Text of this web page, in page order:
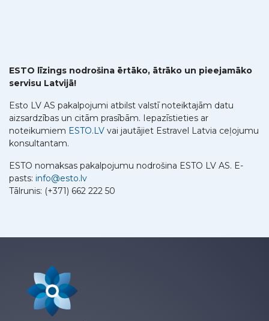
ESTO līzings nodrošina ērtāko, ātrāko un pieejamāko
servisu Latvijā!
Esto LV AS pakalpojumi atbilst valstī noteiktajām datu
aizsardzības un citām prasībām. Iepazīstieties ar
noteikumiem ESTO.LV vai jautājiet Estravel Latvia ceļojumu
konsultantam.
ESTO nomaksas pakalpojumu nodrošina ESTO LV AS. E-
pasts: info@esto.lv
Tālrunis: (+371) 662 222 50